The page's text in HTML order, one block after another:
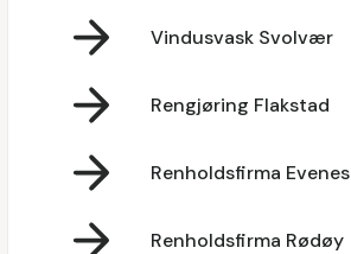
Vindusvask Svolvær
Rengjøring Flakstad
Renholdsfirma Evenes
Renholdsfirma Rødøy